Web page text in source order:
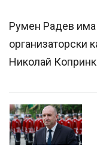
Румен Радев
организаторски
Николай